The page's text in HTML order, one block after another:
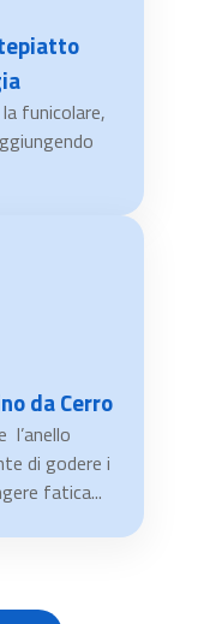
funicolare,
da Cerro
l’anello
di godere i
fatica...